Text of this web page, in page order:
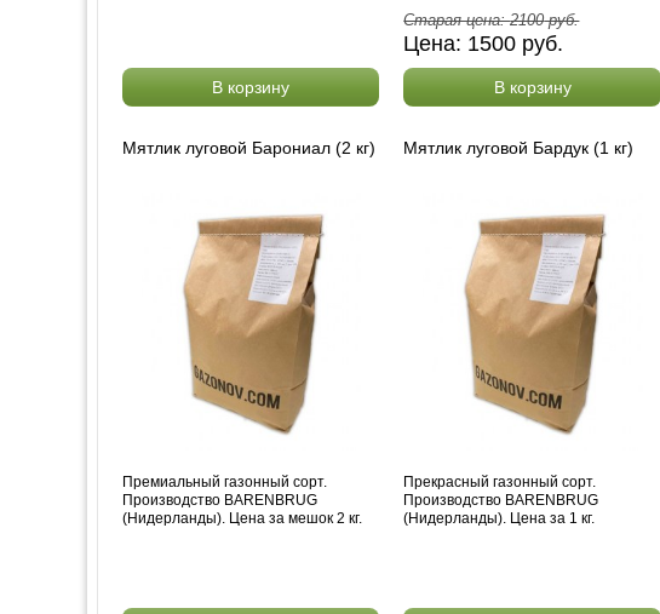
В корзину
Старая цена:2100руб.
Цена: 1500 руб.
В корзину
Мятлик луговой Барониал (2 кг)
Премиальный газонный сорт.
Производство BARENBRUG
(Нидерланды). Цена за мешок 2 кг.
Мятлик луговой Бардук (1 кг)
Прекрасный газонный сорт.
Производство BARENBRUG
(Нидерланды). Цена за 1 кг.